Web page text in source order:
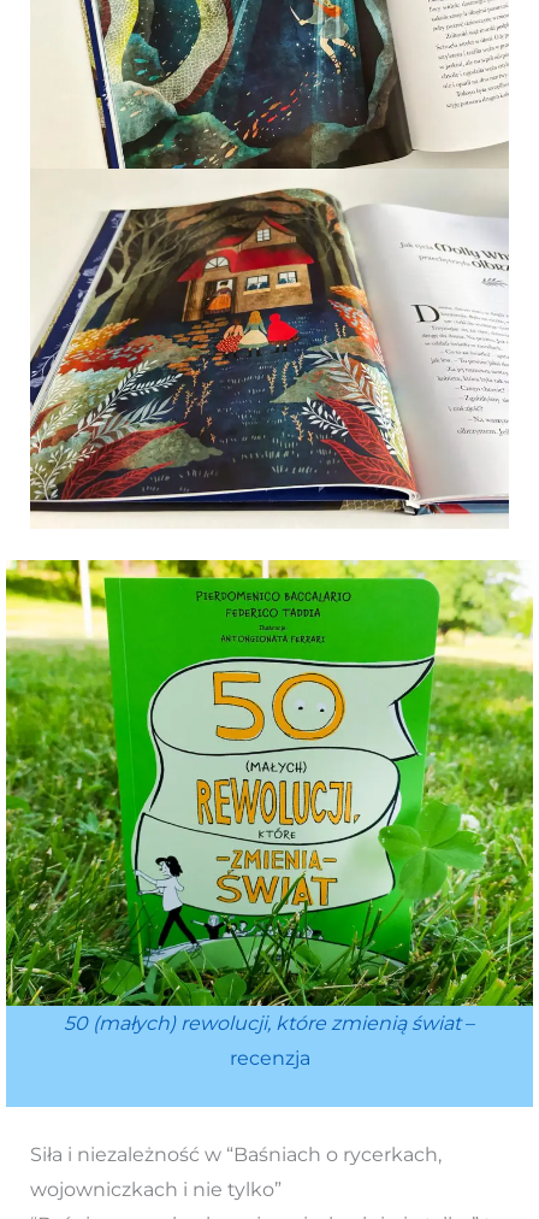
50 (małych) rewolucji, które zmienią świat–
recenzja
Siła i niezależność w “Baśniach o rycerkach,
wojowniczkach i nie tylko”